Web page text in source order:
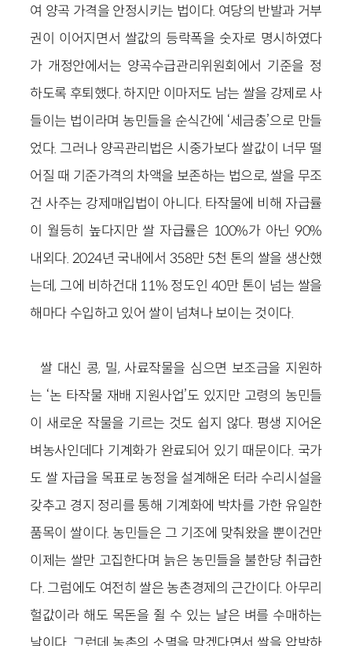
여 양곡 가격을 안정시키는 법이다. 여당의 반발과 거부
권이 이어지면서 쌀값의 등락폭을 숫자로 명시하였다
가 개정안에서는 양곡수급관리위원회에서 기준을 정
하도록 후퇴했다. 하지만 이마저도 남는 쌀을 강제로 사
들이는 법이라며 농민들을 순식간에 ‘세금충’으로 만들
었다. 그러나 양곡관리법은 시중가보다 쌀값이 너무 떨
어질 때 기준가격의 차액을 보존하는 법으로, 쌀을 무조
건 사주는 강제매입법이 아니다. 타작물에 비해 자급률
이 월등히 높다지만 쌀 자급률은 100%가 아닌 90%
내외다. 2024년 국내에서 358만 5천 톤의 쌀을 생산했
는데, 그에 비하건대 11% 정도인 40만 톤이 넘는 쌀을
해마다 수입하고 있어 쌀이 넘쳐나 보이는 것이다.
쌀 대신 콩, 밀, 사료작물을 심으면 보조금을 지원하
는 ‘논 타작물 재배 지원사업’도 있지만 고령의 농민들
이 새로운 작물을 기르는 것도 쉽지 않다. 평생 지어온
벼농사인데다 기계화가 완료되어 있기 때문이다. 국가
도 쌀 자급을 목표로 농정을 설계해온 터라 수리시설을
갖추고 경지 정리를 통해 기계화에 박차를 가한 유일한
품목이 쌀이다. 농민들은 그 기조에 맞춰왔을 뿐이건만
이제는 쌀만 고집한다며 늙은 농민들을 불한당 취급한
다. 그럼에도 여전히 쌀은 농촌경제의 근간이다. 아무리
헐값이라 해도 목돈을 쥘 수 있는 날은 벼를 수매하는